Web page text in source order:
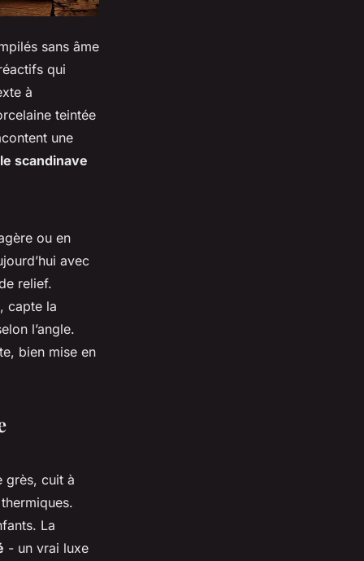
sans âme
qui
à
teintée
une
scandinave
ou en
avec
relief.
capte la
l’angle.
bien mise en
grès, cuit à
La
- un vrai luxe